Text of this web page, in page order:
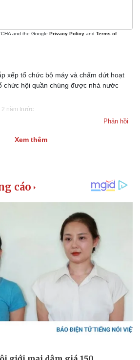
Việt Nam
and the Google Privacy Policy and Terms of
xếp tổ chức bộ máy và chấm dứt hoạt
chức hội quần chúng được nhà nước
2 năm trước
Phản hồi
Xem thêm